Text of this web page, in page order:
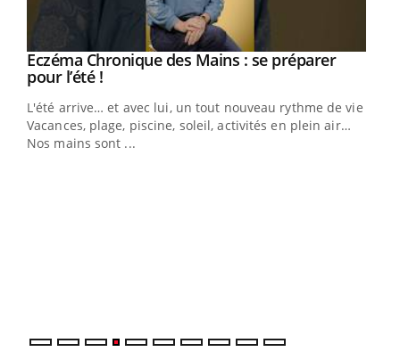
Youtube
Eczéma Chronique des Mains : se préparer
pour l’été !Youtube
L'été arrive… et avec lui, un tout nouveau rythme de vie !
Vacances, plage, piscine, soleil, activités en plein air…
Nos mains sont ...